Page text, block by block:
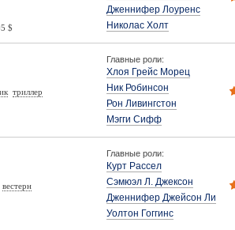
$
Дженнифер Лоуренс
Николас Холт
триллер
Главные роли:
Хлоя Грейс Морец
Ник Робинсон
Рон Ливингстон
Мэгги Сифф
вестерн
Главные роли:
Курт Рассел
Сэмюэл Л. Джексон
Дженнифер Джейсон Ли
Уолтон Гоггинс